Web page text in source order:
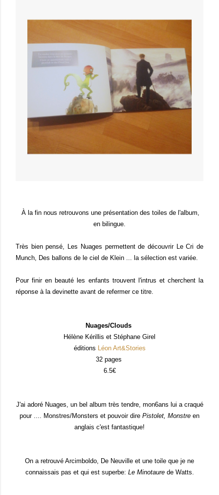
À la fin nous retrouvons une présentation des toiles de l'album,
en bilingue.
Très bien pensé, Les Nuages permettent de découvrir Le Cri de
Munch, Des ballons de le ciel de Klein ... la sélection est variée.
Pour finir en beauté les enfants trouvent l'intrus et cherchent la
réponse à la devinette avant de refermer ce titre.
Nuages/Clouds
Hélène Kérillis et Stéphane Girel
éditions Léon Art&Stories
32 pages
6.5€
J'ai adoré Nuages, un bel album très tendre, mon6ans lui a craqué
pour .... Monstres/Monsters et pouvoir dire Pistolet, Monstre en
anglais c'est fantastique!
On a retrouvé Arcimboldo, De Neuville et une toile que je ne
connaissais pas et qui est superbe: Le Minotaurede Watts.